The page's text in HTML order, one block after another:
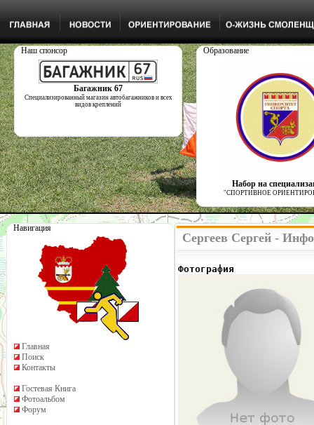
Наш спонсор
Багажник 67
Специализированный магазин автобагажников и всех
видов креплений
Образование
Набор на
"СПОРТИВНОЕ
Навигация
Главная
Поиск
Контакты
Гостевая Книга
Фотоальбом
Форум
Сергеев Сергей -
Фотография